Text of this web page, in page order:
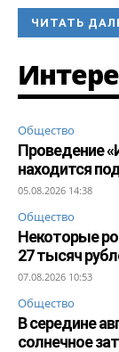
ЧИТАТЬ
Общество
Проведение
находится
05.08.2026 14:38
Общество
Некоторые
27 тысяч
07.08.2026 10:53
Общество
В середине
солнечное